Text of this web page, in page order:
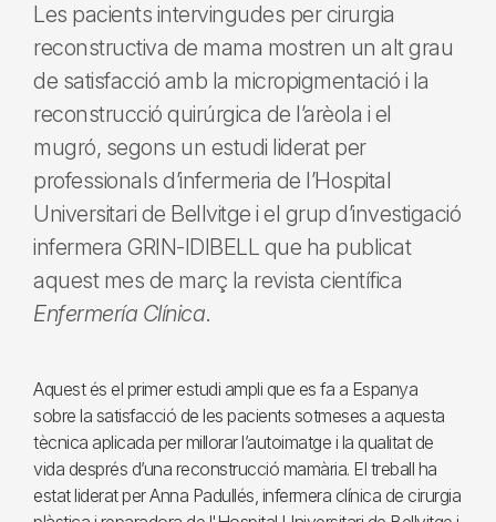
Les pacients intervingudes per cirurgia
reconstructiva de mama mostren un alt grau
de satisfacció amb la micropigmentació i la
reconstrucció quirúrgica de l’arèola i el
mugró, segons un estudi liderat per
professionals d’infermeria de l’Hospital
Universitari de Bellvitge i el grup d’investigació
infermera GRIN-IDIBELL que ha publicat
aquest mes de març la revista científica
Enfermería Clínica.
Aquest és el primer estudi ampli que es fa a Espanya
sobre la satisfacció de les pacients sotmeses a aquesta
tècnica aplicada per millorar l’autoimatge i la qualitat de
vida després d’una reconstrucció mamària. El treball ha
estat liderat per Anna Padullés, infermera clínica de cirurgia